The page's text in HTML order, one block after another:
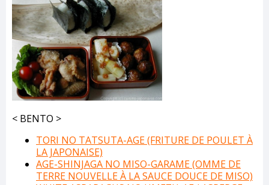
< BENTO >
TORI NO TATSUTA-AGE (FRITURE DE POULET À
LA JAPONAISE)
AGE-SHINJAGA NO MISO-GARAME (OMME DE
TERRE NOUVELLE À LA SAUCE DOUCE DE MISO)